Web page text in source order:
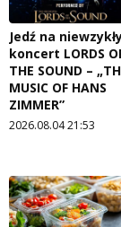
Jedź na
koncert LORDS
THE SOUND –
MUSIC OF HANS
ZIMMER”
2026.08.04 21:53